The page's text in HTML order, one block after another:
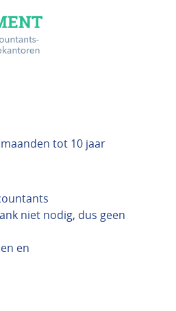
tot 10 jaar
niet nodig, dus geen
en